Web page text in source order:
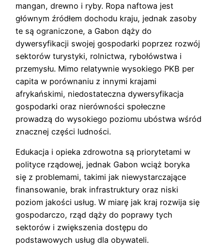
mangan, drewno i ryby. Ropa naftowa jest
głównym źródłem dochodu kraju, jednak zasoby
te są ograniczone, a Gabon dąży do
dywersyfikacji swojej gospodarki poprzez rozwój
sektorów turystyki, rolnictwa, rybołówstwa i
przemysłu. Mimo relatywnie wysokiego PKB per
capita w porównaniu z innymi krajami
afrykańskimi, niedostateczna dywersyfikacja
gospodarki oraz nierówności społeczne
prowadzą do wysokiego poziomu ubóstwa wśród
znacznej części ludności.
Edukacja i opieka zdrowotna są priorytetami w
polityce rządowej, jednak Gabon wciąż boryka
się z problemami, takimi jak niewystarczające
finansowanie, brak infrastruktury oraz niski
poziom jakości usług. W miarę jak kraj rozwija się
gospodarczo, rząd dąży do poprawy tych
sektorów i zwiększenia dostępu do
podstawowych usług dla obywateli.